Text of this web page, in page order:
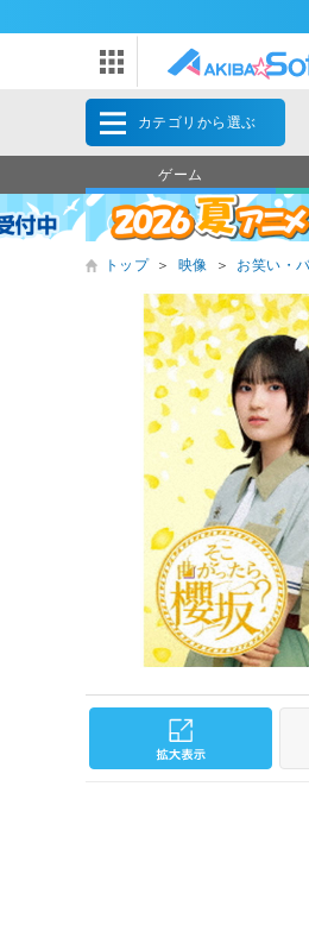
カテゴリから選ぶ
ゲーム
トップ ＞ 映像 ＞ お笑い・